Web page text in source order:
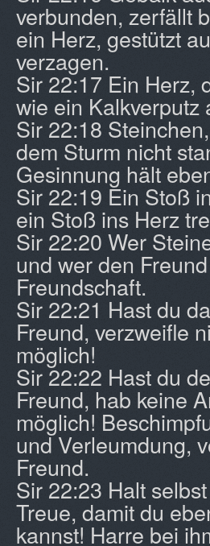
verbunden, zerfällt
ein Herz, gestützt
verzagen.
Sir 22:17 Ein Herz,
wie ein Kalkverputz
Sir 22:18
dem Sturm nicht
Gesinnung hält
Sir 22:19 Ein Stoß
ein Stoß ins Herz
Sir 22:20 Wer
und wer den
Freundschaft.
Sir 22:21 Hast du
Freund, verzweifle
möglich!
Sir 22:22 Hast du
Freund, hab keine
möglich!
und Verleumdung,
Freund.
Sir 22:23 Halt
Treue, damit du
kannst! Harre bei